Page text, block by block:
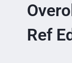
Ref